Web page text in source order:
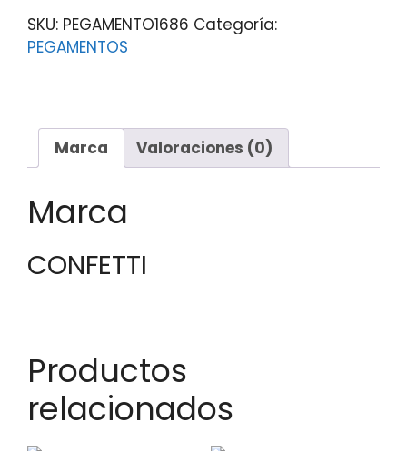
SKU: PEGAMENTO1686 Categoría:
PEGAMENTOS
Marca Valoraciones (0)
Marca
CONFETTI
Productos
relacionados